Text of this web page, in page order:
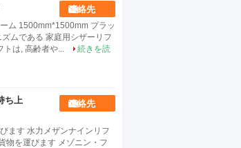
連絡先
ム 1500mm*1500mm プラッ
ムである 家庭用シザーリフ
トは, 高齢者や...
続きを読
ち上
連絡先
ます 水力メザンナインリフ
物を運びます メゾニン・フ